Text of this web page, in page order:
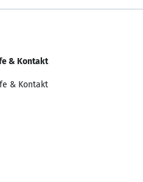
& Kontakt
& Kontakt